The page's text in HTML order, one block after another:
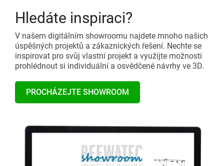
Hledáte inspiraci?
V našem digitálním showroomu najdete mnoho našich
úspěšných projektů a zákaznických řešení. Nechte se
inspirovat pro svůj vlastní projekt a využijte možnosti
prohlédnout si individuální a osvědčené návrhy ve 3D.
PROCHÁZEJTE SHOWROOM